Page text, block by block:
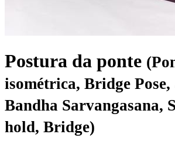
Postura da ponte
isométrica, Bridge Pose,
Bandha Sarvangasana,
hold, Bridge)